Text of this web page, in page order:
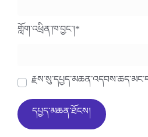
གློག་འཕྲིན་ཁ་བྱང་།*